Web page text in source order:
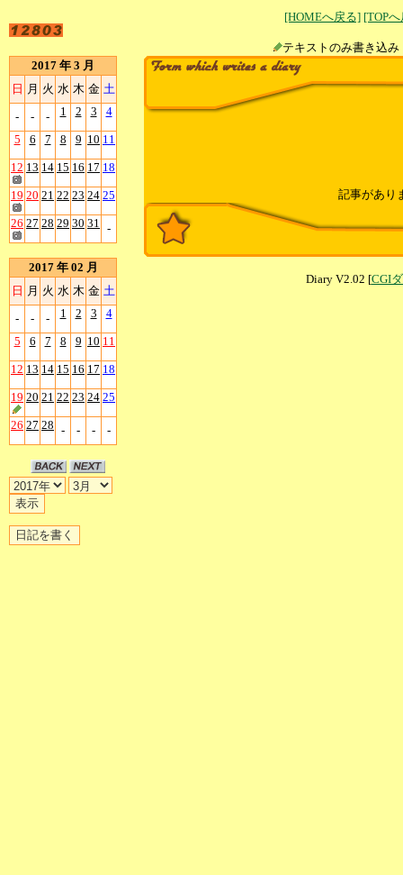
[HOMEへ戻る] [TOP
テキストのみ書
2017 年 3 月
日 月 火 水 木 金 土
- - - 1 2 3 4
5 6 7 8 9 10 11
12 13 14 15 16 17 18
19 20 21 22 23 24 25
26 27 28 29 30 31 -
2017 年 02 月
日 月 火 水 木 金 土
- - - 1 2 3 4
5 6 7 8 9 10 11
12 13 14 15 16 17 18
19 20 21 22 23 24 25
26 27 28 - - - -
記事があり
Diary V2.02 [CGI